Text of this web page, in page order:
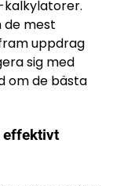
kalkylatorer.
de mest
uppdrag
sig med
om de bästa
effektivt